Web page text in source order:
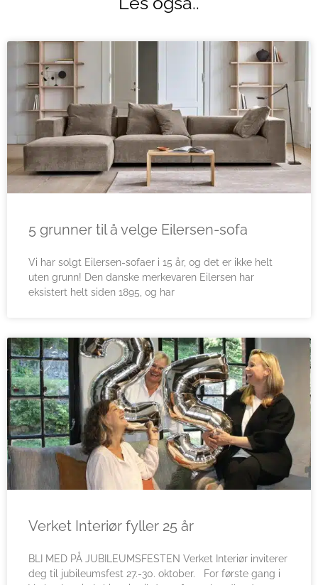
5 grunner til å velge Eilersen-sofa
Vi har solgt Eilersen-sofaer i 15 år, og det er ikke helt
uten grunn! Den danske merkevaren Eilersen har
eksistert helt siden 1895, og har
Verket Interiør fyller 25 år
BLI MED PÅ JUBILEUMSFESTEN Verket Interiør inviterer
deg til jubileumsfest 27.-30. oktober. For første gang i